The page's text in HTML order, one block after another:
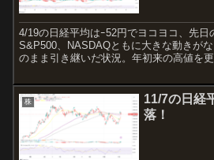
4/19の日経平均はｰ52円でヨコヨコ、先日
S&P500、NASDAQともに大きな動きが
のまま引き継いだ状況。年初来の高値を
株
11/7の日経
落！